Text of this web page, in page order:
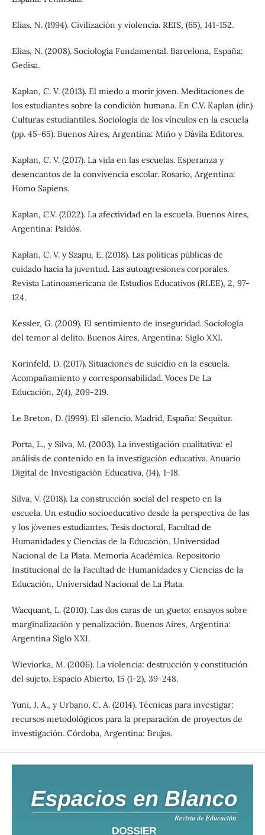
Elias, N. (1994). Civilización y violencia. REIS, (65), 141-152.
Elias, N. (2008). Sociología Fundamental. Barcelona, España:
Gedisa.
Kaplan, C. V. (2013). El miedo a morir joven. Meditaciones de
los estudiantes sobre la condición humana. En C.V. Kaplan (dir.)
Culturas estudiantiles. Sociología de los vínculos en la escuela
(pp. 45-65). Buenos Aires, Argentina: Miño y Dávila Editores.
Kaplan, C. V. (2017). La vida en las escuelas. Esperanza y
desencantos de la convivencia escolar. Rosario, Argentina:
Homo Sapiens.
Kaplan, C.V. (2022). La afectividad en la escuela. Buenos Aires,
Argentina: Paidós.
Kaplan, C. V. y Szapu, E. (2018). Las políticas públicas de
cuidado hacia la juventud. Las autoagresiones corporales.
Revista Latinoamericana de Estudios Educativos (RLEE), 2, 97-
124.
Kessler, G. (2009). El sentimiento de inseguridad. Sociología
del temor al delito. Buenos Aires, Argentina: Siglo XXI.
Korinfeld, D. (2017). Situaciones de suicidio en la escuela.
Acompañamiento y corresponsabilidad. Voces De La
Educación, 2(4), 209-219.
Le Breton, D. (1999). El silencio. Madrid, España: Sequitur.
Porta, L., y Silva, M. (2003). La investigación cualitativa: el
análisis de contenido en la investigación educativa. Anuario
Digital de Investigación Educativa, (14), 1-18.
Silva, V. (2018). La construcción social del respeto en la
escuela. Un estudio socioeducativo desde la perspectiva de las
y los jóvenes estudiantes. Tesis doctoral, Facultad de
Humanidades y Ciencias de la Educación, Universidad
Nacional de La Plata. Memoria Académica. Repositorio
Institucional de la Facultad de Humanidades y Ciencias de la
Educación, Universidad Nacional de La Plata.
Wacquant, L. (2010). Las dos caras de un gueto: ensayos sobre
marginalización y penalización. Buenos Aires, Argentina:
Argentina Siglo XXI.
Wieviorka, M. (2006). La violencia: destrucción y constitución
del sujeto. Espacio Abierto, 15 (1-2), 39-248.
Yuni, J. A., y Urbano, C. A. (2014). Técnicas para investigar:
recursos metodológicos para la preparación de proyectos de
investigación. Córdoba, Argentina: Brujas.